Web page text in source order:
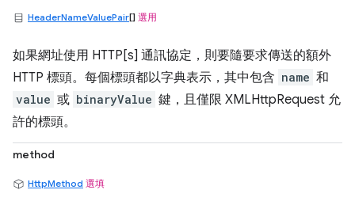
HeaderNameValuePair[] 選用
如果網址使用 HTTP[s] 通訊協定，則要隨要求傳送的額外
HTTP 標頭。每個標頭都以字典表示，其中包含 name 和
value 或 binaryValue 鍵，且僅限 XMLHttpRequest 允
許的標頭。
method
HttpMethod 選填